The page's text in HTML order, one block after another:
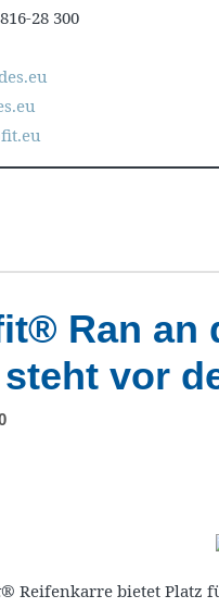
28 300
Ran an
vor
® Reifenkarre bietet Platz